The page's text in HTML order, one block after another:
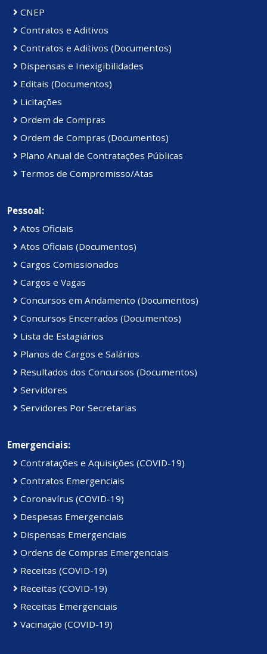
CNEP
Contratos e Aditivos
Contratos e Aditivos (Documentos)
Dispensas e Inexigibilidades
Editais (Documentos)
Licitações
Ordem de Compras
Ordem de Compras (Documentos)
Plano Anual de Contratações Públicas
Termos de Compromisso/Atas
Pessoal:
Atos Oficiais
Atos Oficiais (Documentos)
Cargos Comissionados
Cargos e Vagas
Concursos em Andamento (Documentos)
Concursos Encerrados (Documentos)
Lista de Estagiários
Planos de Cargos e Salários
Resultados dos Concursos (Documentos)
Servidores
Servidores Por Secretarias
Emergenciais:
Contratações e Aquisições (COVID-19)
Contratos Emergenciais
Coronavírus (COVID-19)
Despesas Emergenciais
Dispensas Emergenciais
Ordens de Compras Emergenciais
Receitas (COVID-19)
Receitas (COVID-19)
Receitas Emergenciais
Vacinação (COVID-19)